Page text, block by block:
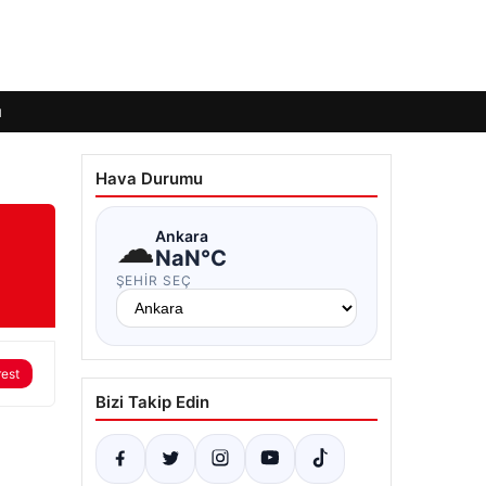
Hava Durumu
☁Ankara
NaN°C
ŞEHIR SEÇ
Bizi Takip Edin